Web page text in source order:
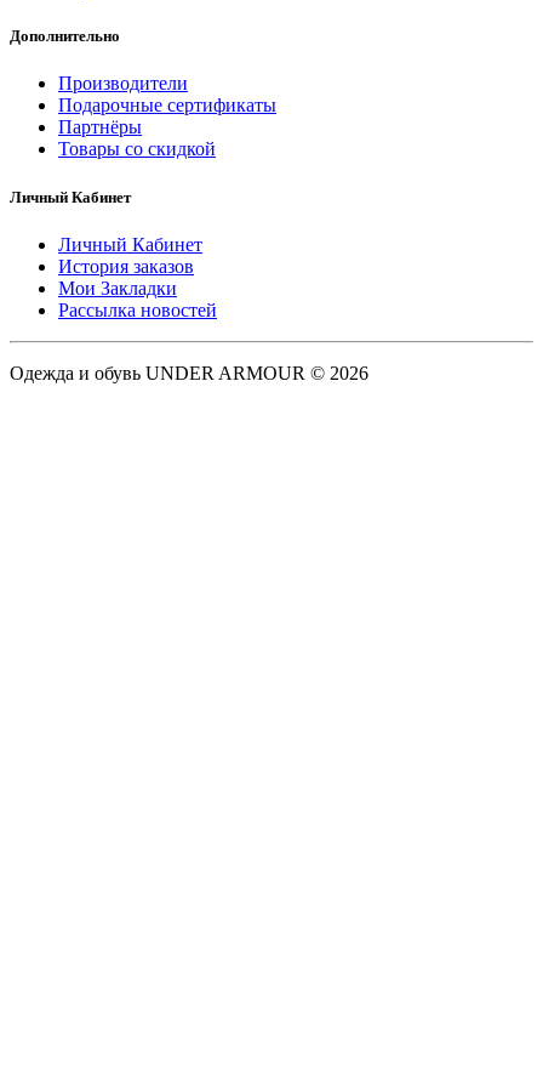
Дополнительно
Производители
Подарочные сертификаты
Партнёры
Товары со скидкой
Личный Кабинет
Личный Кабинет
История заказов
Мои Закладки
Рассылка новостей
Одежда и обувь UNDER ARMOUR © 2026